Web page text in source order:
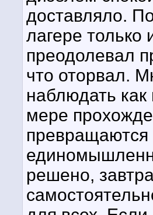
доставляло.
лагере только
преодолевал
что оторвал.
наблюдать
мере
превращаются
решено,